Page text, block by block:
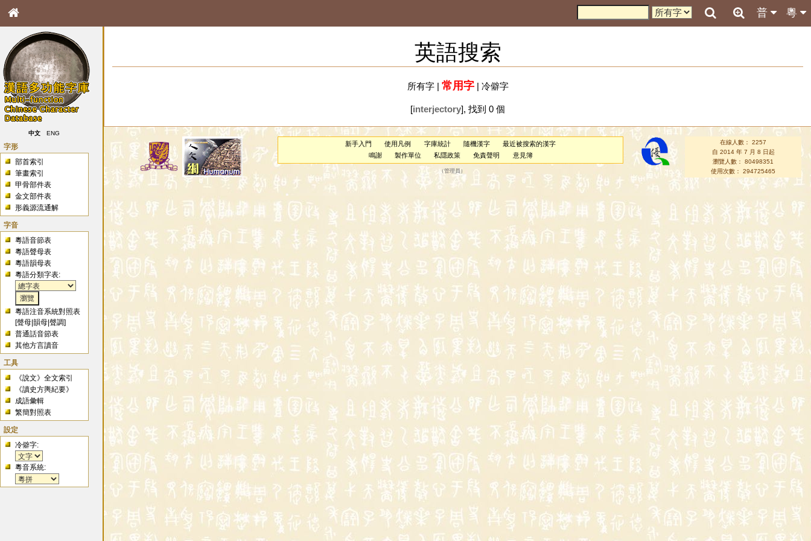
粵
普
中文 ENG
字形
部首索引
筆畫索引
甲骨部件表
金文部件表
形義源流通解
字音
粵語音節表
粵語聲母表
粵語韻母表
粵語分類字表:
粵語注音系統對照表
[聲母 |韻母 |聲調]
普通話音節表
其他方言讀音
工具
《說文》全文索引
《讀史方輿紀要》
成語彙輯
繁簡對照表
設定
冷僻字:
粵音系統:
英語搜索
所有字| 常用字| 冷僻字
[interjectory], 找到 0 個
新手入門 使用凡例 字庫統計 隨機漢字
最近被搜索的漢字
鳴謝
製作單位 私隱政策 免責聲明 意見簿
（管理員 ）
在線人數： 2257
自 2014 年 7 月 8 日起
瀏覽人數： 80498351
使用次數： 294725465